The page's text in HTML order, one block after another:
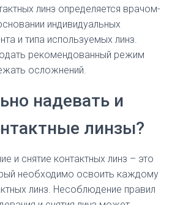
линз определяется врачом-
индивидуальных
и типа используемых линз.
рекомендованный режим
осложнений.
надевать и
линзы?
и снятие контактных линз – это
необходимо освоить каждому
линз. Несоблюдение правил